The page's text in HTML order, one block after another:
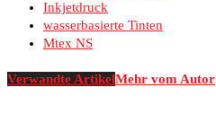
Inkjetdruck
wasserbasierte Tinten
Mtex NS
Verwandte ArtikelMehr vom Autor